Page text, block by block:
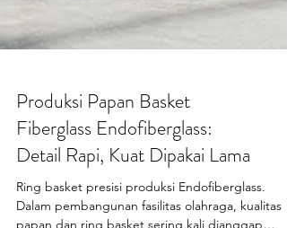
Produksi Papan Basket
Fiberglass Endofiberglass:
Detail Rapi, Kuat Dipakai Lama
Ring basket presisi produksi Endofiberglass.